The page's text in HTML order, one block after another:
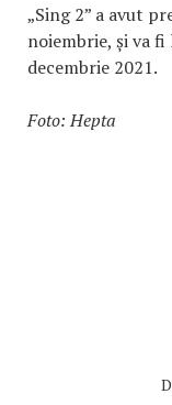
„Sing 2” a avut
noiembrie, și va
decembrie 2021.
Foto: Hepta